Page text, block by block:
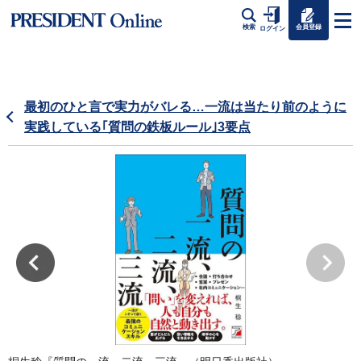
検索 ログイン 会員登録
最初のひと言で実力がバレる…一流は当たり前のように
実践している｢質問の鉄板ルール｣3要点